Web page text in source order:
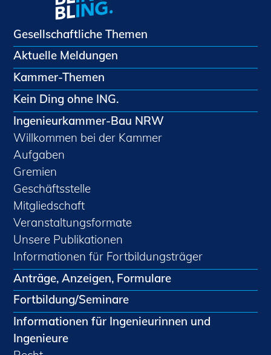
Gesellschaftliche Themen
Aktuelle Meldungen
Kammer-Themen
Kein Ding ohne ING.
Ingenieurkammer-Bau NRW
Willkommen bei der Kammer
Aufgaben
Gremien
Geschäftsstelle
Mitgliedschaft
Veranstaltungsformate
Unsere Publikationen
Informationen für Fortbildungsträger
Anträge, Anzeigen, Formulare
Fortbildung/Seminare
Informationen für Ingenieurinnen und
Ingenieure